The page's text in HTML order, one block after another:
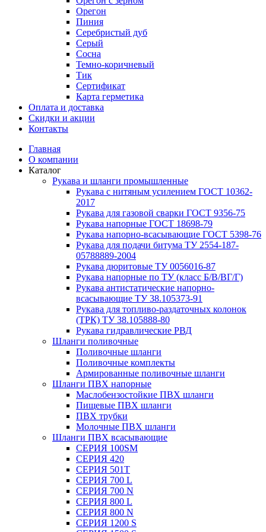
Орегон
Пиния
Серебристый дуб
Серый
Сосна
Темно-коричневый
Тик
Сертификат
Карта герметика
Оплата и доставка
Cкидки и акции
Контакты
Главная
О компании
Каталог
Рукава и шланги промышленные
Рукава с нитяным усилением ГОСТ 10362-
2017
Рукава для газовой сварки ГОСТ 9356-75
Рукава напорные ГОСТ 18698-79
Рукава нaпорно-всасывающие ГОСТ 5398-76
Рукава для подачи битума ТУ 2554-187-
05788889-2004
Рукава дюритовые ТУ 0056016-87
Рукава напорные по ТУ (класс Б/В/ВГ/Г)
Рукава антистатические напорно-
всасывающие ТУ 38.105373-91
Рукава для топливо-раздаточных колонок
(ТРК) ТУ 38.105888-80
Рукава гидравлические РВД
Шланги поливочные
Поливочные шланги
Поливочные комплекты
Армированные поливочные шланги
Шланги ПВХ напорные
Маслобензостойкие ПВХ шланги
Пищевые ПВХ шланги
ПВХ трубки
Молочные ПВХ шланги
Шланги ПВХ всасывающие
СЕРИЯ 100SM
СЕРИЯ 420
СЕРИЯ 501T
СЕРИЯ 700 L
СЕРИЯ 700 N
СЕРИЯ 800 L
СЕРИЯ 800 N
СЕРИЯ 1200 S